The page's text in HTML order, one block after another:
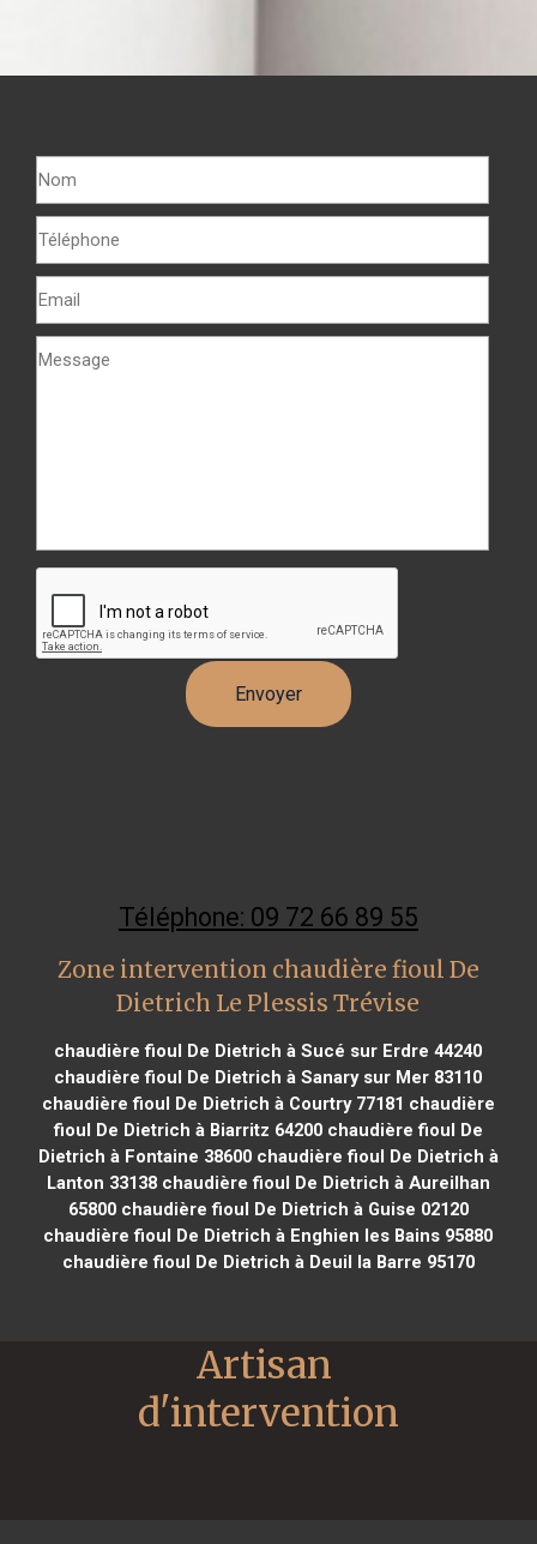
Téléphone: 09 72 66 89 55
Zone intervention chaudière fioul De
Dietrich Le Plessis Trévise
chaudière fioul De Dietrich à Sucé sur Erdre 44240
chaudière fioul De Dietrich à Sanary sur Mer 83110
chaudière fioul De Dietrich à Courtry 77181 chaudière
fioul De Dietrich à Biarritz 64200chaudière fioul De
Dietrich à Fontaine 38600chaudière fioul De Dietrich à
Lanton 33138chaudière fioul De Dietrich à Aureilhan
65800chaudière fioul De Dietrich à Guise 02120
chaudière fioul De Dietrich à Enghien les Bains 95880
chaudière fioul De Dietrich à Deuil la Barre 95170
Artisan
d'intervention